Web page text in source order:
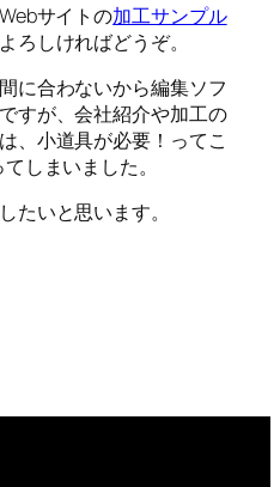
サイトの加工サンプル
ろしければどうぞ。
に合わないから編集ソフ
すが、会社紹介や加工の
、小道具が必要！ってこ
しまいました。
たいと思います。